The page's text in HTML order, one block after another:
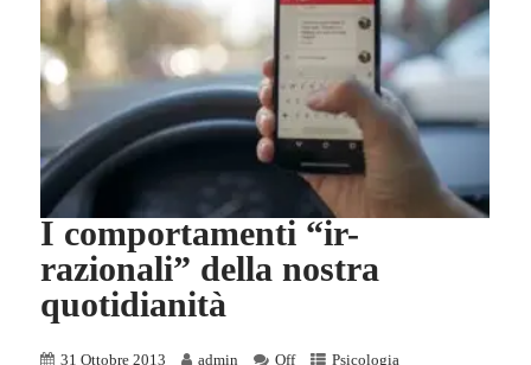
I comportamenti “ir-
razionali” della nostra
quotidianità
31 Ottobre 2013 admin Off Psicologia